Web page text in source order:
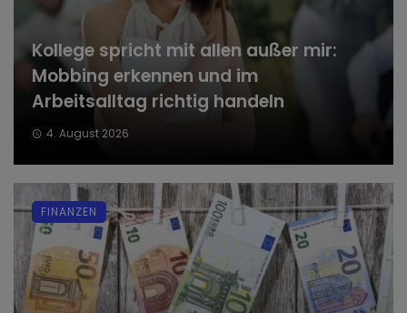
Kollege spricht mit allen außer mir:
Mobbing erkennen und im
Arbeitsalltag richtig handeln
4. August 2026
FINANZEN